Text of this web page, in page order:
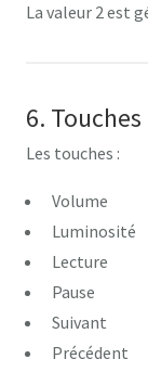
La valeur 2est
6.
Les touches :
Volume
Luminosité
Lecture
Pause
Suivant
Précédent